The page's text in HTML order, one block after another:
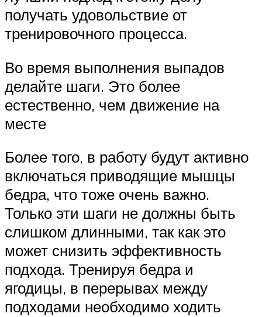
получать удовольствие от
тренировочного процесса.
Во время выполнения выпадов
делайте шаги. Это более
естественно, чем движение на
месте
Более того, в работу будут активно
включаться приводящие мышцы
бедра, что тоже очень важно.
Только эти шаги не должны быть
слишком длинными, так как это
может снизить эффективность
подхода. Тренируя бедра и
ягодицы, в перерывах между
подходами необходимо ходить